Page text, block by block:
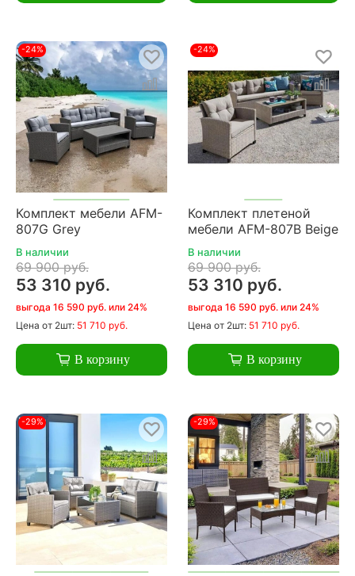
-24%
Комплект мебели AFM-
807G Grey
В наличии
69 900 руб.
53 310 руб.
выгода 16 590 руб. или 24%
Цена от 2шт: 51 710 руб.
В корзину
-24%
Комплект плетеной
мебели AFM-807B Beige
В наличии
69 900 руб.
53 310 руб.
выгода 16 590 руб. или 24%
Цена от 2шт: 51 710 руб.
В корзину
-29% -29%